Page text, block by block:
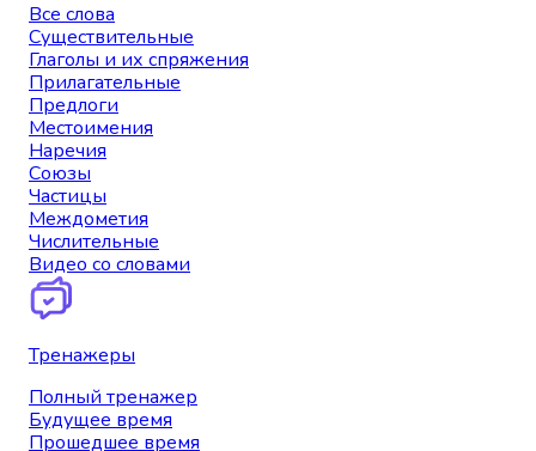
Все слова
Существительные
Глаголы и их спряжения
Прилагательные
Предлоги
Местоимения
Наречия
Союзы
Частицы
Междометия
Числительные
Видео со словами
Тренажеры
Полный тренажер
Будущее время
Прошедшее время